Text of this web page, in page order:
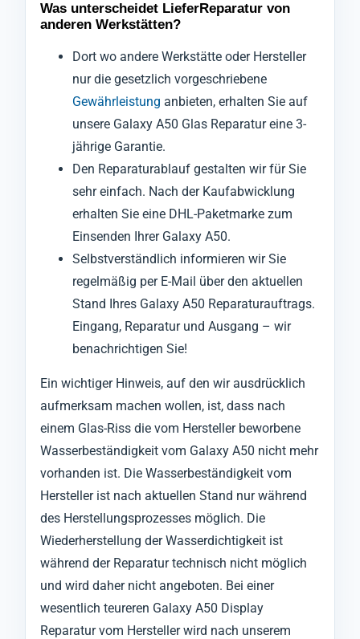
Was unterscheidet LieferReparatur von
anderen Werkstätten?
Dort wo andere Werkstätte oder Hersteller
nur die gesetzlich vorgeschriebene
Gewährleistung anbieten, erhalten Sie auf
unsere Galaxy A50 Glas Reparatur eine 3-
jährige Garantie.
Den Reparaturablauf gestalten wir für Sie
sehr einfach. Nach der Kaufabwicklung
erhalten Sie eine DHL-Paketmarke zum
Einsenden Ihrer Galaxy A50.
Selbstverständlich informieren wir Sie
regelmäßig per E-Mail über den aktuellen
Stand Ihres Galaxy A50 Reparaturauftrags.
Eingang, Reparatur und Ausgang – wir
benachrichtigen Sie!
Ein wichtiger Hinweis, auf den wir ausdrücklich
aufmerksam machen wollen, ist, dass nach
einem Glas-Riss die vom Hersteller beworbene
Wasserbeständigkeit vom Galaxy A50 nicht mehr
vorhanden ist. Die Wasserbeständigkeit vom
Hersteller ist nach aktuellen Stand nur während
des Herstellungsprozesses möglich. Die
Wiederherstellung der Wasserdichtigkeit ist
während der Reparatur technisch nicht möglich
und wird daher nicht angeboten. Bei einer
wesentlich teureren Galaxy A50 Display
Reparatur vom Hersteller wird nach unserem